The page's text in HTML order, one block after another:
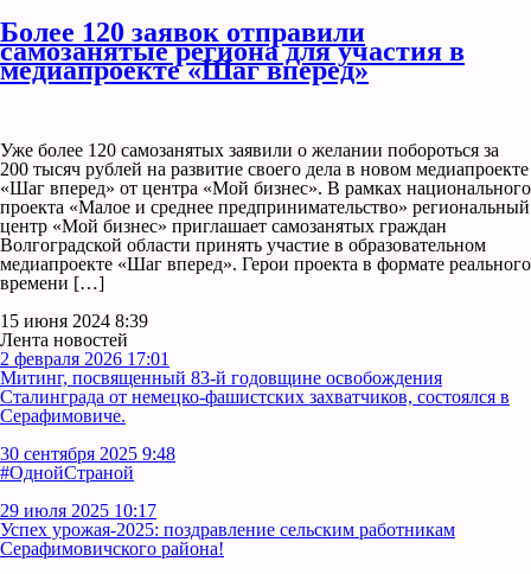
Более 120 заявок отправили
самозанятые региона для участия в
медиапроекте «Шаг вперед»
Уже более 120 самозанятых заявили о желании побороться за
200 тысяч рублей на развитие своего дела в новом медиапроекте
«Шаг вперед» от центра «Мой бизнес». В рамках национального
проекта «Малое и среднее предпринимательство» региональный
центр «Мой бизнес» приглашает самозанятых граждан
Волгоградской области принять участие в образовательном
медиапроекте «Шаг вперед». Герои проекта в формате реального
времени […]
15 июня 2024 8:39
Лента новостей
2 февраля 2026 17:01
Митинг, посвященный 83-й годовщине освобождения
Сталинграда от немецко-фашистских захватчиков, состоялся в
Серафимовиче.
30 сентября 2025 9:48
#ОднойСтраной
29 июля 2025 10:17
Успех урожая-2025: поздравление сельским работникам
Серафимовичского района!